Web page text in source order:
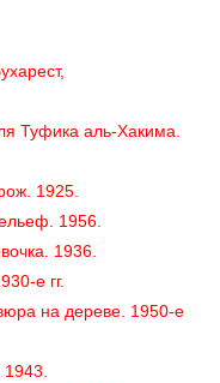
Туфика аль-Хакима.
1925.
1956.
1936.
е гг.
на дереве. 1950-е